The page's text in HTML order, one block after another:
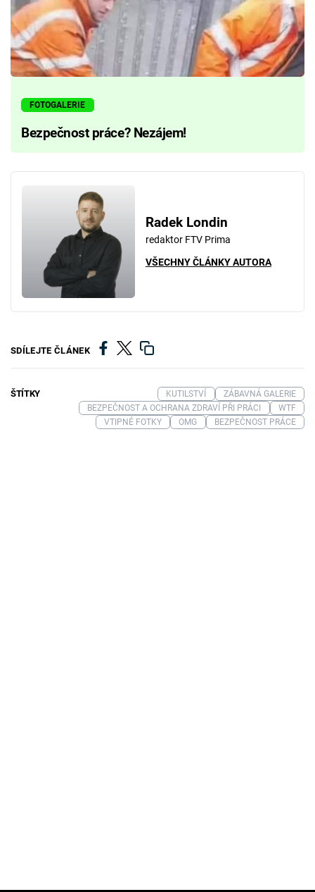
FOTOGALERIE
Bezpečnost práce? Nezájem!
Radek Londin
redaktor FTV Prima
VŠECHNY ČLÁNKY AUTORA
SDÍLEJTE ČLÁNEK
ŠTÍTKY KUTILSTVÍ
ZÁBAVNÁ GALERIE
BEZPEČNOST A OCHRANA ZDRAVÍ PŘI PRÁCI
WTF
VTIPNÉ FOTKY
OMG BEZPEČNOST PRÁCE